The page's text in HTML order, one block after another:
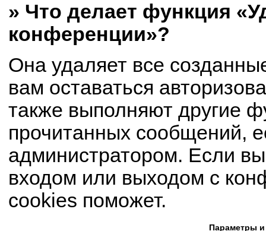
» Что делает функция
конференции»?
Она удаляет все
вам оставаться
также выполняют другие
прочитанных сообщений,
администратором. Если
входом или выходом с
cookies поможет.
Параметры и